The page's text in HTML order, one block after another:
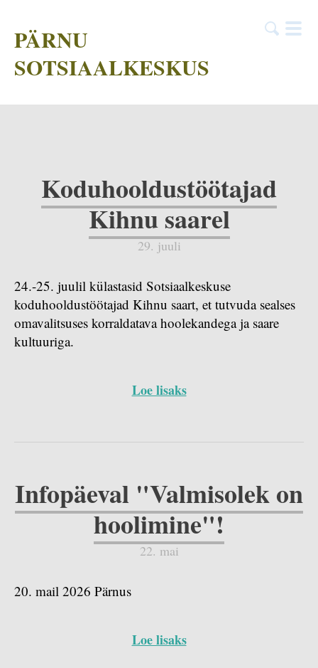
PÄRNU
SOTSIAALKESKUS
Koduhooldustöötajad
Kihnu saarel
29. juuli
24.-25. juulil külastasid Sotsiaalkeskuse
koduhooldustöötajad Kihnu saart, et tutvuda sealses
omavalitsuses korraldatava hoolekandega ja saare
kultuuriga.
Loe lisaks
Infopäeval "Valmisolek on
hoolimine"!
22. mai
20. mail 2026 Pärnus
Loe lisaks